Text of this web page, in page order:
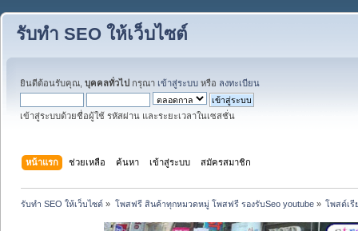
รับทำ SEO ให้เว็บไซต์
ยินดีต้อนรับคุณ, บุคคลทั่วไป กรุณา เข้าสู่ระบบ หรือ ลงทะเบียน
เข้าสู่ระบบด้วยชื่อผู้ใช้ รหัสผ่าน และระยะเวลาในเซสชั่น
หน้าแรก ช่วยเหลือ ค้นหา เข้าสู่ระบบ สมัครสมาชิก
รับทำ SEO ให้เว็บไซต์ » โพสฟรี สินค้าทุกหมวดหมู่ โพสฟรี รองรับSeo youtube» โพสต์เรี